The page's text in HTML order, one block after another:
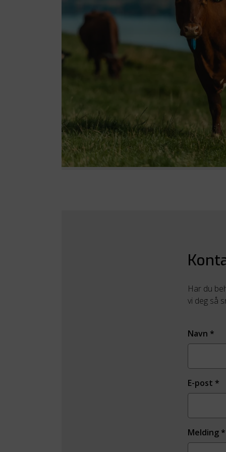
Har du
vi deg så
Navn *
E-post *
Melding *